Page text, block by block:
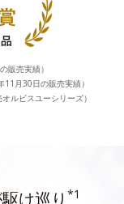
販売実績）
月30日の販売実績）
ルビスユーシリーズ）
け巡り *1